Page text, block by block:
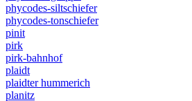
phycodes-siltschiefer
phycodes-tonschiefer
pinit
pirk
pirk-bahnhof
plaidt
plaidter hummerich
planitz